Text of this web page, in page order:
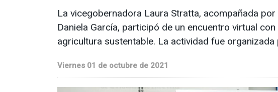
La vicegobernadora Laura Stratta, acompañada
Daniela García, participó de un encuentro virtual
agricultura sustentable. La actividad fue
Viernes 01 de octubre de 2021